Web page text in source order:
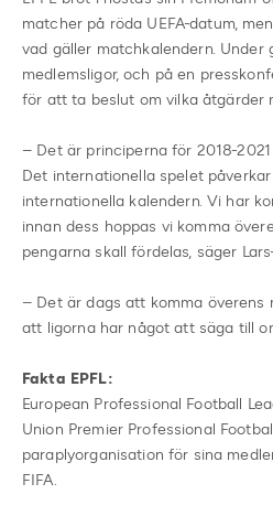
matcher på röda UEFA-datum,
vad gäller matchkalendern. Under
medlemsligor, och på en
för att ta beslut om vilka åtgärder
– Det är principerna för 2018-
Det internationella spelet
internationella kalendern. Vi har
innan dess hoppas vi komma
pengarna skall fördelas, säger
– Det är dags att komma
att ligorna har något att säga till
Fakta EPFL:
European Professional Football
Union Premier Professional
paraplyorganisation för sina
FIFA.